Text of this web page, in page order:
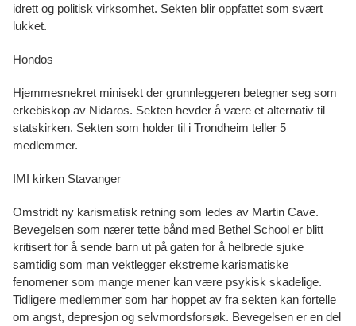
idrett og politisk virksomhet. Sekten blir oppfattet som svært
lukket.
Hondos
Hjemmesnekret minisekt der grunnleggeren betegner seg som
erkebiskop av Nidaros. Sekten hevder å være et alternativ til
statskirken. Sekten som holder til i Trondheim teller 5
medlemmer.
IMI kirken Stavanger
Omstridt ny karismatisk retning som ledes av Martin Cave.
Bevegelsen som nærer tette bånd med Bethel School er blitt
kritisert for å sende barn ut på gaten for å helbrede sjuke
samtidig som man vektlegger ekstreme karismatiske
fenomener som mange mener kan være psykisk skadelige.
Tidligere medlemmer som har hoppet av fra sekten kan fortelle
om angst, depresjon og selvmordsforsøk. Bevegelsen er en del